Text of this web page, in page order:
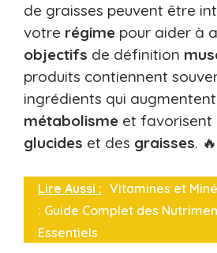
de graisses peuvent être
votre régime pour aider à
objectifs de définition
produits contiennent
ingrédients qui
métabolisme et favorisent
glucides et des graisses. 🔥
Lire Aussi : Vitamines et
: Guide Complet des
Essentiels